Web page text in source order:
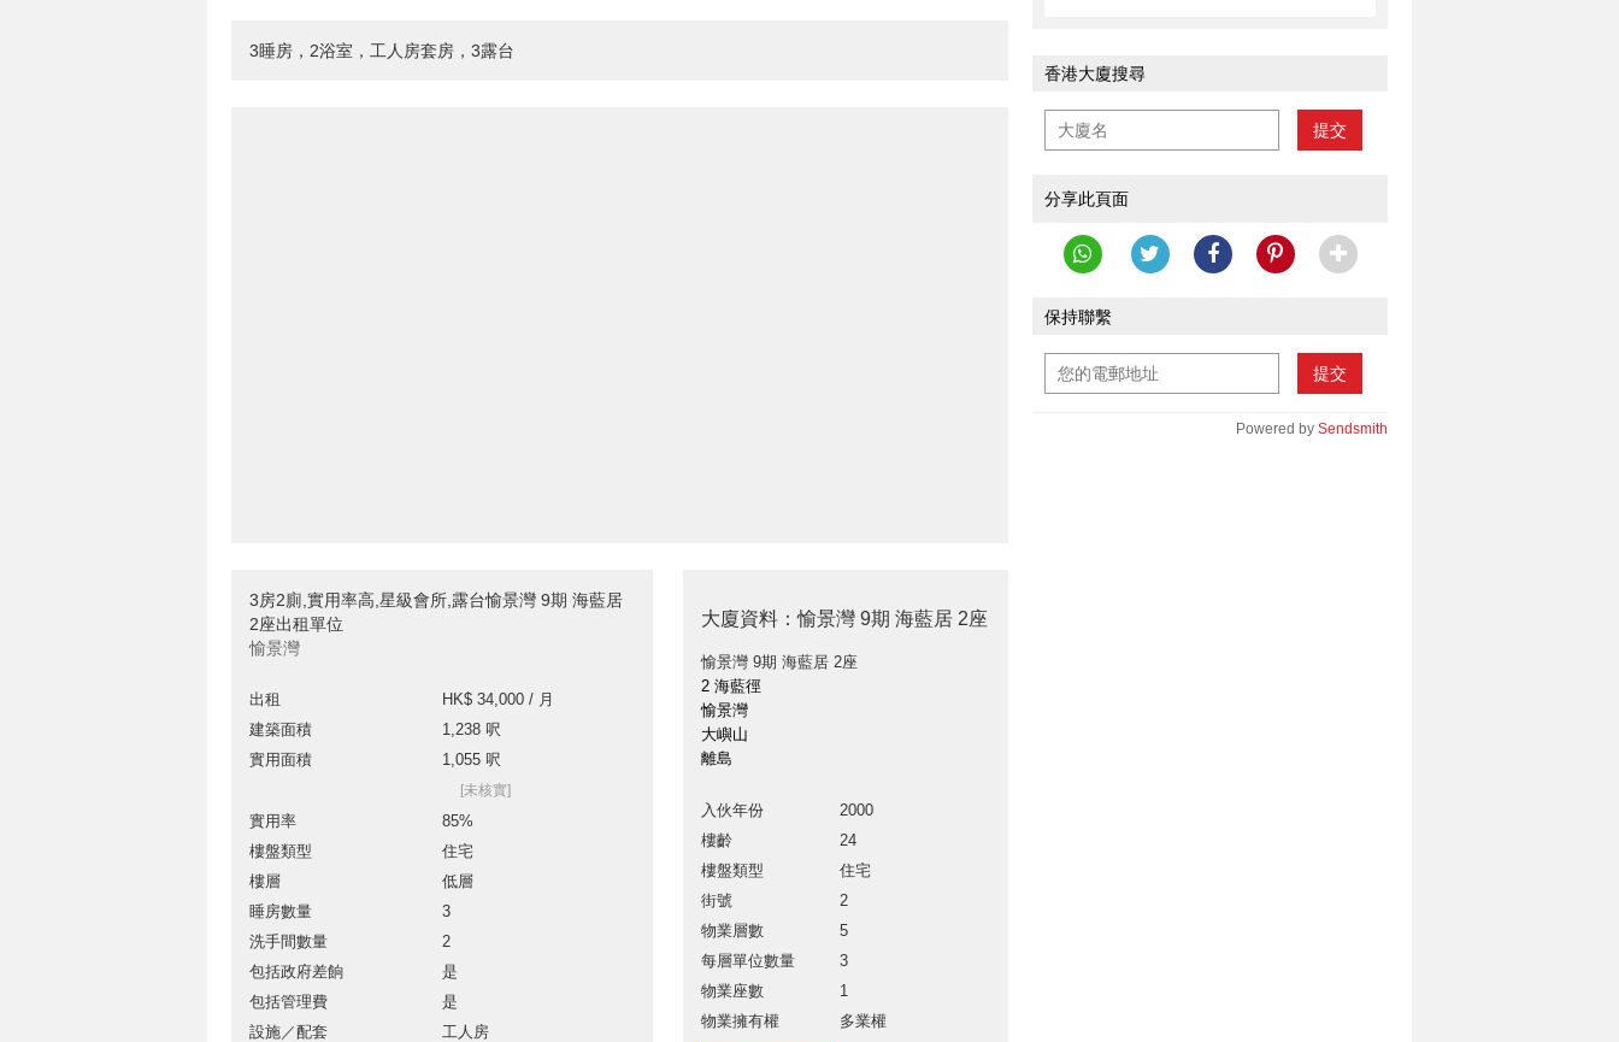
3睡房，2浴室，工人房套房，3露台
3房2廁,實用率高,星級會所,露台愉景灣 9期 海藍居
2座出租單位
愉景灣
出租
HK$ 34,000 / 月
建築面積
1,238 呎
實用面積
1,055 呎
[未核實]
實用率
85%
樓盤類型
住宅
樓層
低層
睡房數量
3
洗手間數量
2
包括政府差餉
是
包括管理費
是
設施／配套
工人房
大廈資料：愉景灣 9期 海藍居 2座
愉景灣 9期 海藍居 2座
2 海藍徑
愉景灣
大嶼山
離島
入伙年份
2000
樓齡
24
樓盤類型
住宅
街號
2
物業層數
5
每層單位數量
3
物業座數
1
物業擁有權
多業權
香港大廈搜尋
提交
分享此頁面
保持聯繫
提交
Powered by Sendsmith